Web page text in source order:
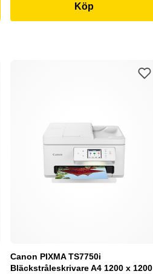
Köp
Canon PIXMA TS7750i
Bläckstråleskrivare A4 1200 x 1200